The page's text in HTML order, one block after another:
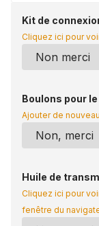
Kit de
Cliquez ici pour
Boulons pour
Ajouter de
Huile de
Cliquez ici pour
fenêtre du